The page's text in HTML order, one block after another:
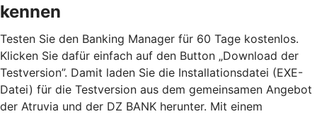
kennen
Testen Sie den Banking Manager für 60 Tage kostenlos.
Klicken Sie dafür einfach auf den Button „Download der
Testversion”. Damit laden Sie die Installationsdatei (EXE-
Datei) für die Testversion aus dem gemeinsamen Angebot
der Atruvia und der DZ BANK herunter. Mit einem